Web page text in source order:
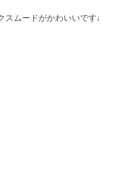
スムードがかわいいです♩